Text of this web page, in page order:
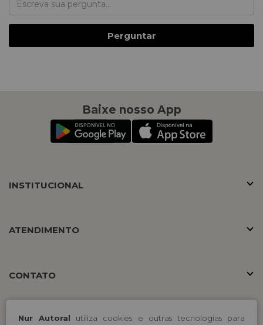
Nur Autoral utiliza cookies e outras tecnologias para
Perguntar
Baixe nosso App
INSTITUCIONAL
ATENDIMENTO
CONTATO
SELOS